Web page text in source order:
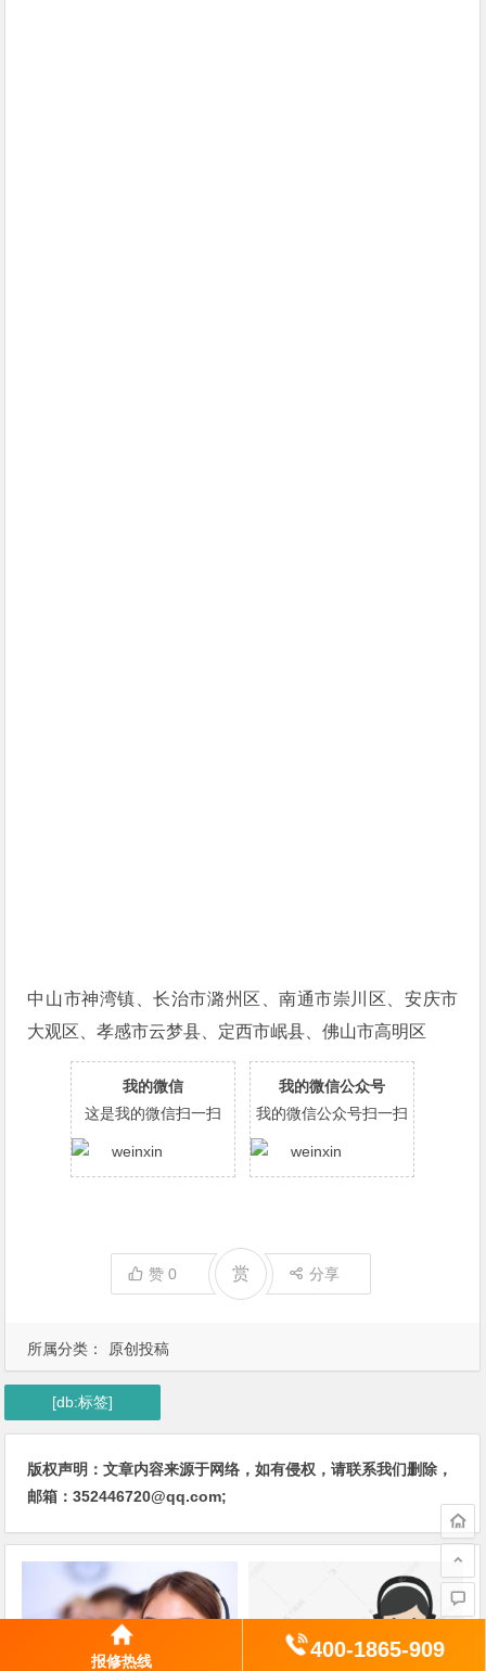
所属分类： 原创投稿
中山市神湾镇、长治市潞州区、南通市崇川区、安庆市
大观区、孝感市云梦县、定西市岷县、佛山市高明区
我的微信
这是我的微信扫一扫
我的微信公众号
我的微信公众号扫一扫
赞0 赏 分享
[db:标签]
版权声明：文章内容来源于网络，如有侵权，请联系我们删除，
邮箱：352446720@qq.com;
报修热线 400-1865-909